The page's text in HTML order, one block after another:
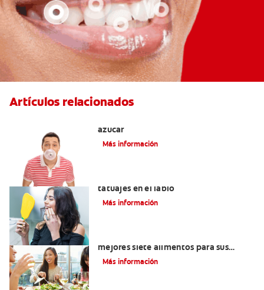
Artículos relacionados
azúcar
Más información
tatuajes en el labio
Más información
mejores siete alimentos para sus
dientes
Más información